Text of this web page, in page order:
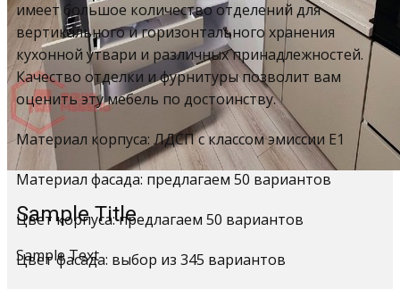
Sample Title
Sample Text
имеет большое количество отделений для
вертикального и горизонтального хранения
кухонной утвари и различных принадлежностей.
Качество отделки и фурнитуры позволит вам
оценить эту мебель по достоинству.
Материал корпуса: ЛДСП с классом эмиссии Е1
Материал фасада: предлагаем 50 вариантов
Цвет корпуса: предлагаем 50 вариантов
Цвет фасада: выбор из 345 вариантов